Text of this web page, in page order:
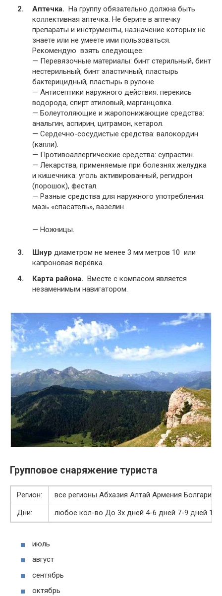
Аптечка.
На группу обязательно должна быть
коллективная аптечка. Не берите в аптечку
препараты и инструменты, назначение которых не
знаете или не умеете ими пользоваться.
Рекомендую взять следующее:
— Перевязочные материалы: бинт стерильный, бинт
нестерильный, бинт эластичный, пластырь
бактерицидный, пластырь в рулоне.
— Антисептики наружного действия: перекись
водорода, спирт этиловый, марганцовка.
— Болеутоляющие и жаропонижающие средства:
анальгин, аспирин, цитрамон, кетарол.
— Сердечно-сосудистые средства: валокордин
(капли).
— Противоаллергические средства: супрастин.
— Лекарства, применяемые при болезнях желудка
и кишечника: уголь активированный, регидрон
(порошок), фестал.
— Разные средства для наружного употребления:
мазь «спасатель», вазелин.
— Ножницы.
Шнур диаметром не менее 3 мм метров 10 или
капроновая верёвка.
Карта района. Вместе с компасом является
незаменимым навигатором.
Групповое снаряжение туриста
Регион:
все регионы Абхазия Алтай Армения
Дни:
любое кол-во До 3х дней 4-6 дней 7-9 дней 10
июль
август
сентябрь
октябрь